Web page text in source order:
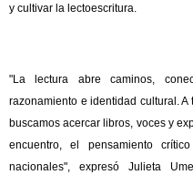
y cultivar la lectoescritura.
"La lectura abre caminos,
razonamiento e identidad cultural.
buscamos acercar libros, voces y
encuentro, el pensamiento
nacionales", expresó Julieta